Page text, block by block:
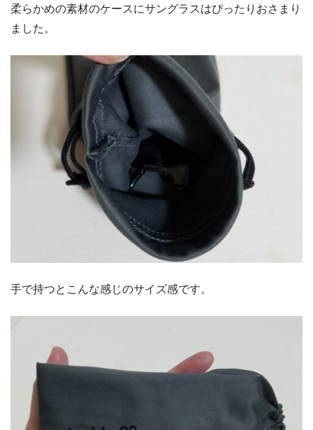
柔らかめの素材のケースにサングラスはぴったりおさまり
ました。
手で持つとこんな感じのサイズ感です。